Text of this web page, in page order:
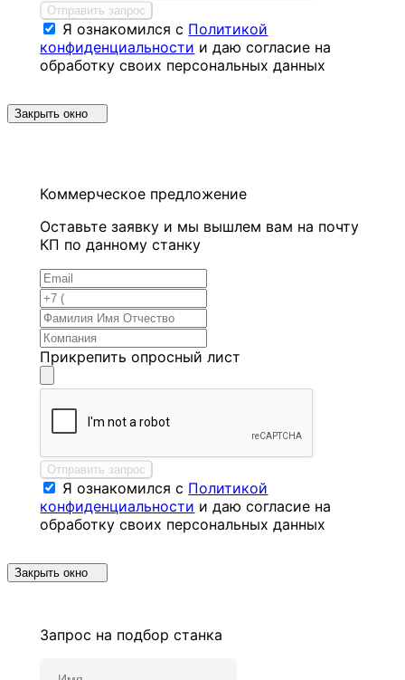
Отправить запрос
Я ознакомился с Политикой
конфиденциальности и даю согласие на
обработку своих персональных данных
Закрыть окно
Коммерческое предложение
Оставьте заявку и мы вышлем вам на почту
КП по данному станку
Прикрепить опросный лист
Отправить запрос
Я ознакомился с Политикой
конфиденциальности и даю согласие на
обработку своих персональных данных
Закрыть окно
Запрос на подбор станка